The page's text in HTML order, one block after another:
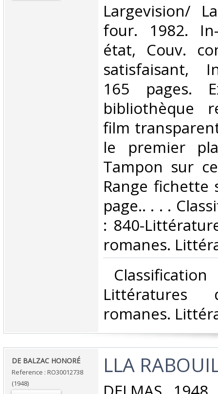
‎Largevision/
four. 1982.
état, Couv.
satisfaisant,
165 pages.
bibliothèque
film
le premier
Tampon sur
Range fichette
page.. . . .
: 840-
romanes.
Littératures
romanes.
‎DE BALZAC HONORÉ‎
Reference : RO30012738
(1948)
‎LLA